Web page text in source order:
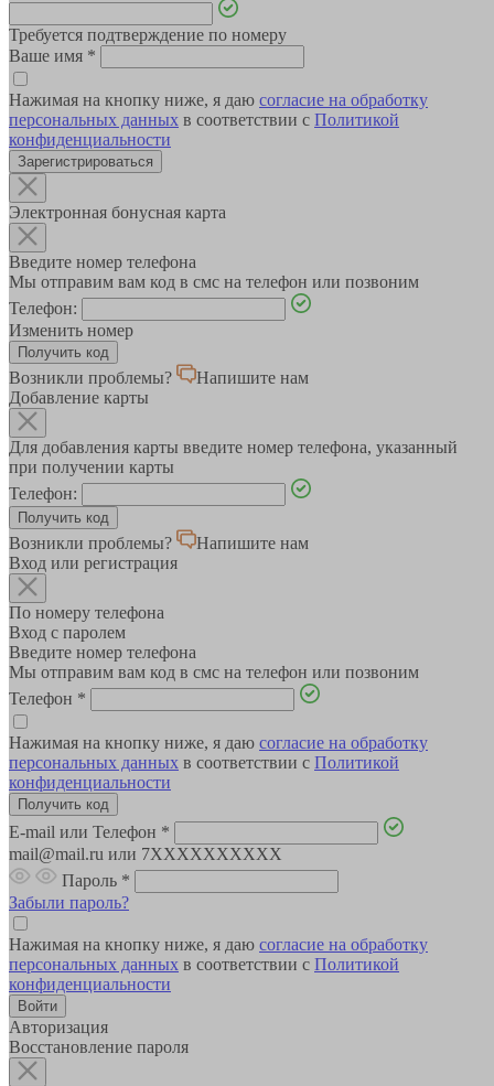
Требуется подтверждение по номеру
Ваше имя *
Нажимая на кнопку ниже, я даю согласие на обработку
персональных данных в соответствии с Политикой
конфиденциальности
Зарегистрироваться
Электронная бонусная карта
Введите номер телефона
Мы отправим вам код в смс на телефон или позвоним
Телефон:
Изменить номер
Возникли проблемы?
Напишите нам
Добавление карты
Для добавления карты введите номер телефона, указанный
при получении карты
Телефон:
Возникли проблемы?
Напишите нам
Вход или регистрация
По номеру телефона
Вход с паролем
Введите номер телефона
Мы отправим вам код в смс на телефон или позвоним
Телефон *
Нажимая на кнопку ниже, я даю согласие на обработку
персональных данных в соответствии с Политикой
конфиденциальности
E-mail или Телефон *
mail@mail.ru или 7XXXXXXXXXX
Пароль *
Забыли пароль?
Нажимая на кнопку ниже, я даю согласие на обработку
персональных данных в соответствии с Политикой
конфиденциальности
Авторизация
Восстановление пароля